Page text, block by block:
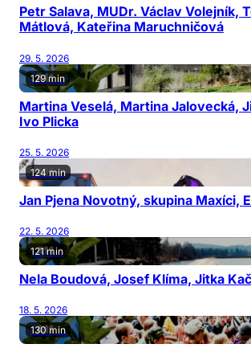
Petr Salava, MUDr. Václav Volejník,
Mátlová, Kateřina Maruchničová
29. 5. 2026
129 min
Martina Veselá, Martina Jalovecká,
Ivo Plicka
25. 5. 2026
124 min
Jan Pjena Novotný, skupina Maxíci,
22. 5. 2026
121 min
Nela Boudová, Josef Klíma, Jitka
18. 5. 2026
130 min